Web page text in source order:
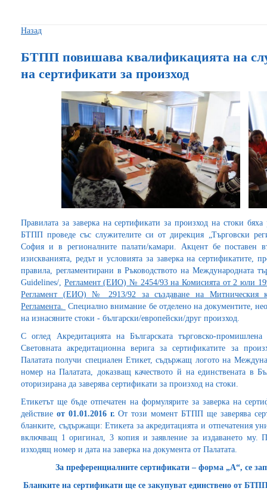
Назад
БТПП повишава квалификацията на
на сертификати за произход
Правилата за заверка на сертификати за произход на стоки
БТПП проведе със служителите си от дирекция „Търговски
София и в регионалните палати/камари. Акцент бе поставен
изискванията, редът и условията за заверка на
правила, регламентирани в Ръководството на Международната
Guidelines/, Регламент (ЕИО) № 2454/93 на Комисията от 2 юли
Регламент (ЕИО) № 2913/92 за създаване на Митническия
Регламента. Специално внимание бе отделено на документите,
на изнасяните стоки - български/европейски/друг произход.
С оглед Акредитацията на Българската търговско-
Световната акредитационна верига за сертификатите за
Палатата получи специален Етикет, съдържащ логото на
номер на Палатата, доказващ качеството й на единствената в
оторизирана да заверява сертификати за произход на стоки.
Етикетът ще бъде отпечатен на формулярите за заверка на
действие от 01.01.2016 г. От този момент БТПП ще заверява
бланките, съдържащи: Етикета за акредитацията и отпечатения
включващ 1 оригинал, 3 копия и заявление за издаването му.
изходящ номер и дата на заверка на документа от Палатата.
За преференциалните сертификати – форма „А“, се
Бланките на сертификати ще се закупуват единствено от